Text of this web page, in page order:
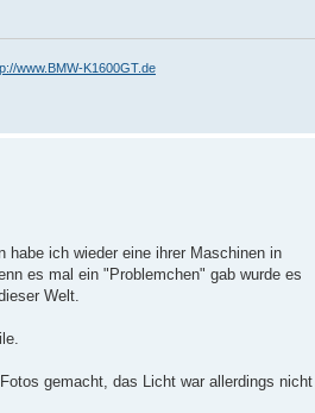
www.BMW-K1600GT.de
habe ich wieder eine ihrer Maschinen in
es mal ein "Problemchen" gab wurde es
Welt.
gemacht, das Licht war allerdings nicht